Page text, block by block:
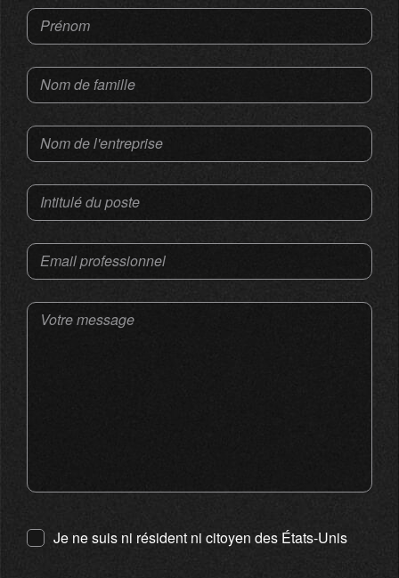
Prénom
Nom de famille
Nom de l'entreprise
Intitulé du poste
Email professionnel
Votre message
Je ne suis ni résident ni citoyen des États-Unis